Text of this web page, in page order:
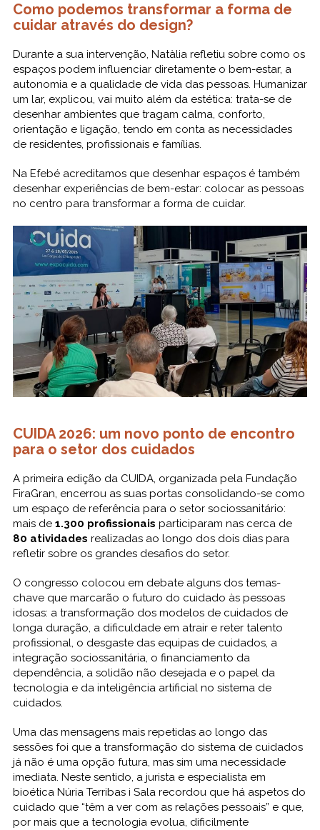
Como podemos transformar a forma de
cuidar através do design?
Durante a sua intervenção, Natàlia refletiu sobre como os
espaços podem influenciar diretamente o bem-estar, a
autonomia e a qualidade de vida das pessoas. Humanizar
um lar, explicou, vai muito além da estética: trata-se de
desenhar ambientes que tragam calma, conforto,
orientação e ligação, tendo em conta as necessidades
de residentes, profissionais e famílias.
Na Efebé acreditamos que desenhar espaços é também
desenhar experiências de bem-estar: colocar as pessoas
no centro para transformar a forma de cuidar.
CUIDA 2026: um novo ponto de encontro
para o setor dos cuidados
A primeira edição da CUIDA, organizada pela Fundação
FiraGran, encerrou as suas portas consolidando-se como
um espaço de referência para o setor sociossanitário:
mais de 1.300 profissionais participaram nas cerca de
80 atividades realizadas ao longo dos dois dias para
refletir sobre os grandes desafios do setor.
O congresso colocou em debate alguns dos temas-
chave que marcarão o futuro do cuidado às pessoas
idosas: a transformação dos modelos de cuidados de
longa duração, a dificuldade em atrair e reter talento
profissional, o desgaste das equipas de cuidados, a
integração sociossanitária, o financiamento da
dependência, a solidão não desejada e o papel da
tecnologia e da inteligência artificial no sistema de
cuidados.
Uma das mensagens mais repetidas ao longo das
sessões foi que a transformação do sistema de cuidados
já não é uma opção futura, mas sim uma necessidade
imediata. Neste sentido, a jurista e especialista em
bioética Núria Terribas i Sala recordou que há aspetos do
cuidado que “têm a ver com as relações pessoais” e que,
por mais que a tecnologia evolua, dificilmente